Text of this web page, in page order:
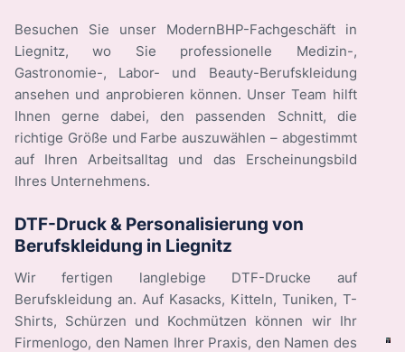
Besuchen Sie unser ModernBHP-Fachgeschäft in
Liegnitz, wo Sie professionelle Medizin-,
Gastronomie-, Labor- und Beauty-Berufskleidung
ansehen und anprobieren können. Unser Team hilft
Ihnen gerne dabei, den passenden Schnitt, die
richtige Größe und Farbe auszuwählen – abgestimmt
auf Ihren Arbeitsalltag und das Erscheinungsbild
Ihres Unternehmens.
DTF-Druck & Personalisierung von
Berufskleidung in Liegnitz
Wir fertigen langlebige DTF-Drucke auf
Berufskleidung an. Auf Kasacks, Kitteln, Tuniken, T-
Shirts, Schürzen und Kochmützen können wir Ihr
Firmenlogo, den Namen Ihrer Praxis, den Namen des